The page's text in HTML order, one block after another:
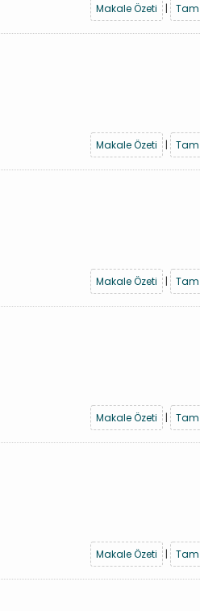
Makale Özeti
| Tam
Makale Özeti
| Tam
Makale Özeti
| Tam
Makale Özeti
| Tam
Makale Özeti
| Tam